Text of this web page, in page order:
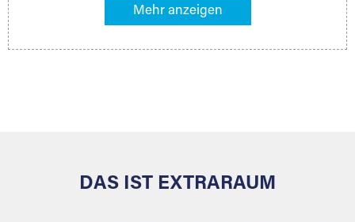
gehören z. B. Verpackungsservice, Lieferung von
Ihr Lagergut wird bei Ihrem Extraraum Partner
DAS IST EXTRARAUM